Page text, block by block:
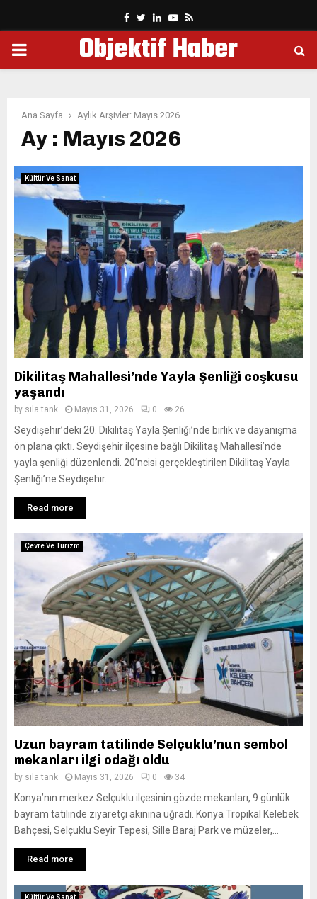
Facebook
Twitter
LinkedinYoutube
Rss
PRIMARYObjektif Haber
Ana Sayfa Aylık Arşivler: Mayıs 2026
Ay : Mayıs 2026
Kültür Ve Sanat
Dikilitaş Mahallesi’nde Yayla Şenliği coşkusu
yaşandı
by sıla tank Mayıs 31, 2026 0 26
Seydişehir’deki 20. Dikilitaş Yayla Şenliği’nde birlik ve dayanışma
ön plana çıktı. Seydişehir ilçesine bağlı Dikilitaş Mahallesi’nde
yayla şenliği düzenlendi. 20’ncisi gerçekleştirilen Dikilitaş Yayla
Şenliği’ne Seydişehir...
Read more
Çevre Ve Turizm
Uzun bayram tatilinde Selçuklu’nun sembol
mekanları ilgi odağı oldu
by sıla tank Mayıs 31, 2026 0 34
Konya’nın merkez Selçuklu ilçesinin gözde mekanları, 9 günlük
bayram tatilinde ziyaretçi akınına uğradı. Konya Tropikal Kelebek
Bahçesi, Selçuklu Seyir Tepesi, Sille Baraj Park ve müzeler,...
Read more
Kültür Ve Sanat